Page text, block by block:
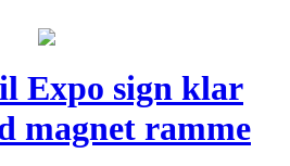
Expo sign klar
magnet ramme